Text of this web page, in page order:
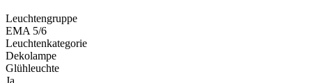
Leuchtengruppe
EMA 5/6
Leuchtenkategorie
Dekolampe
Glühleuchte